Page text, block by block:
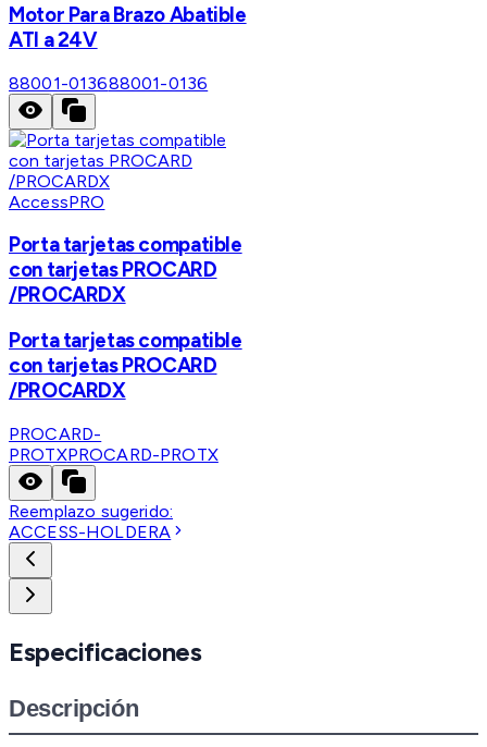
Motor Para Brazo Abatible
ATI a 24V
88001-013688001-0136
AccessPRO
Porta tarjetas compatible
con tarjetas PROCARD
/PROCARDX
Porta tarjetas compatible
con tarjetas PROCARD
/PROCARDX
PROCARD-
PROTXPROCARD-PROTX
Reemplazo sugerido:
ACCESS-HOLDERA
Especificaciones
Descripción